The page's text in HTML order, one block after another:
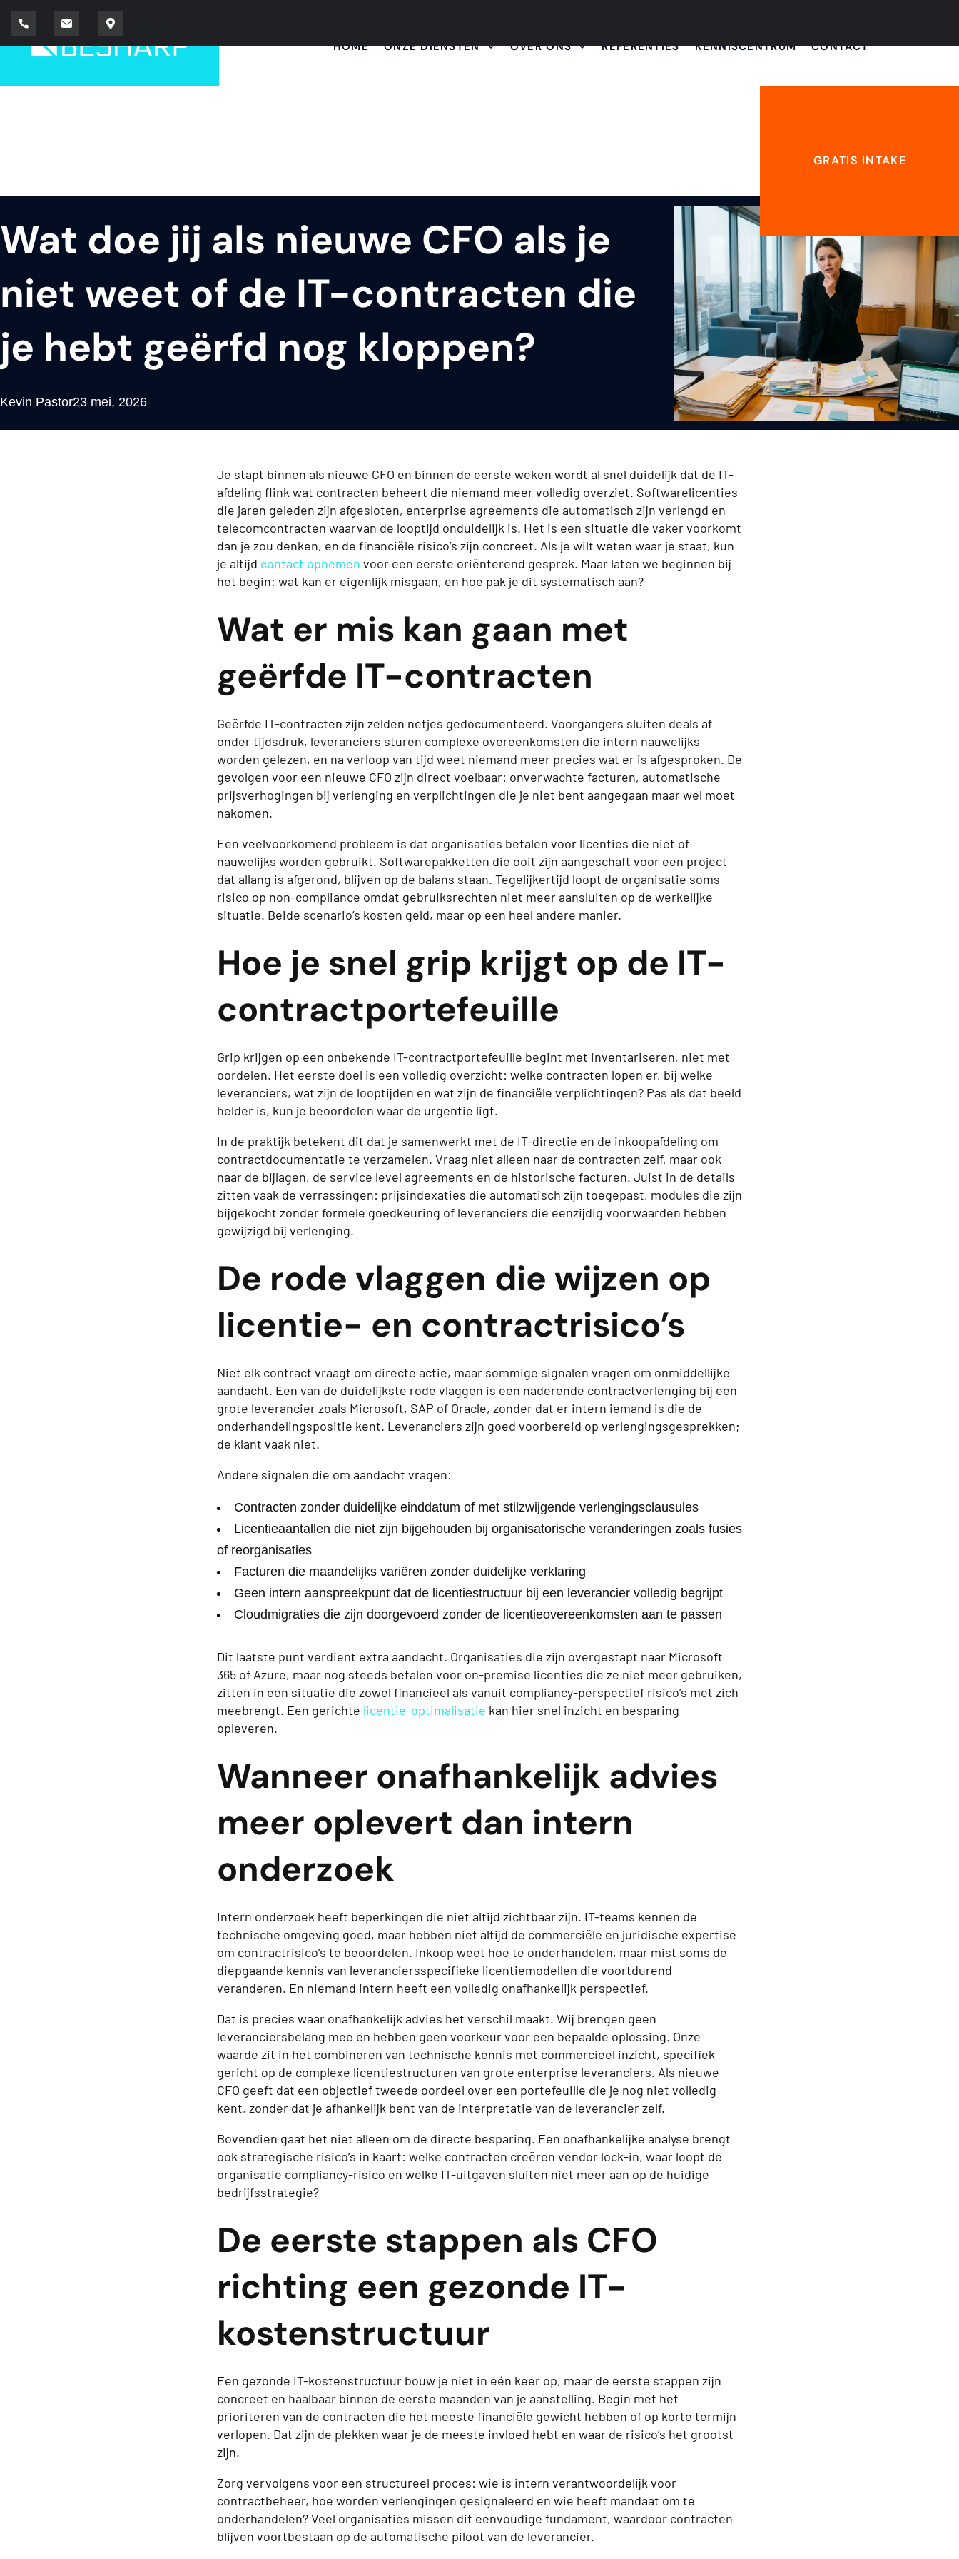
HOME ONZE DIENSTEN OVER ONS REFERENTIES KENNISCENTRUM CONTACT
GRATIS INTAKE
Wat doe jij als nieuwe CFO als je
niet weet of de IT-contracten die
je hebt geërfd nog kloppen?
Kevin Pastor23 mei, 2026
Je stapt binnen als nieuwe CFO en binnen de eerste weken wordt al snel duidelijk dat de IT-
afdeling flink wat contracten beheert die niemand meer volledig overziet. Softwarelicenties
die jaren geleden zijn afgesloten, enterprise agreements die automatisch zijn verlengd en
telecomcontracten waarvan de looptijd onduidelijk is. Het is een situatie die vaker voorkomt
dan je zou denken, en de financiële risico’s zijn concreet. Als je wilt weten waar je staat, kun
je altijd contact opnemen voor een eerste oriënterend gesprek. Maar laten we beginnen bij
het begin: wat kan er eigenlijk misgaan, en hoe pak je dit systematisch aan?
Wat er mis kan gaan met
geërfde IT-contracten
Geërfde IT-contracten zijn zelden netjes gedocumenteerd. Voorgangers sluiten deals af
onder tijdsdruk, leveranciers sturen complexe overeenkomsten die intern nauwelijks
worden gelezen, en na verloop van tijd weet niemand meer precies wat er is afgesproken. De
gevolgen voor een nieuwe CFO zijn direct voelbaar: onverwachte facturen, automatische
prijsverhogingen bij verlenging en verplichtingen die je niet bent aangegaan maar wel moet
nakomen.
Een veelvoorkomend probleem is dat organisaties betalen voor licenties die niet of
nauwelijks worden gebruikt. Softwarepakketten die ooit zijn aangeschaft voor een project
dat allang is afgerond, blijven op de balans staan. Tegelijkertijd loopt de organisatie soms
risico op non-compliance omdat gebruiksrechten niet meer aansluiten op de werkelijke
situatie. Beide scenario’s kosten geld, maar op een heel andere manier.
Hoe je snel grip krijgt op de IT-
contractportefeuille
Grip krijgen op een onbekende IT-contractportefeuille begint met inventariseren, niet met
oordelen. Het eerste doel is een volledig overzicht: welke contracten lopen er, bij welke
leveranciers, wat zijn de looptijden en wat zijn de financiële verplichtingen? Pas als dat beeld
helder is, kun je beoordelen waar de urgentie ligt.
In de praktijk betekent dit dat je samenwerkt met de IT-directie en de inkoopafdeling om
contractdocumentatie te verzamelen. Vraag niet alleen naar de contracten zelf, maar ook
naar de bijlagen, de service level agreements en de historische facturen. Juist in de details
zitten vaak de verrassingen: prijsindexaties die automatisch zijn toegepast, modules die zijn
bijgekocht zonder formele goedkeuring of leveranciers die eenzijdig voorwaarden hebben
gewijzigd bij verlenging.
De rode vlaggen die wijzen op
licentie- en contractrisico’s
Niet elk contract vraagt om directe actie, maar sommige signalen vragen om onmiddellijke
aandacht. Een van de duidelijkste rode vlaggen is een naderende contractverlenging bij een
grote leverancier zoals Microsoft, SAP of Oracle, zonder dat er intern iemand is die de
onderhandelingspositie kent. Leveranciers zijn goed voorbereid op verlengingsgesprekken;
de klant vaak niet.
Andere signalen die om aandacht vragen:
Contracten zonder duidelijke einddatum of met stilzwijgende verlengingsclausules
Licentieaantallen die niet zijn bijgehouden bij organisatorische veranderingen zoals fusies
of reorganisaties
Facturen die maandelijks variëren zonder duidelijke verklaring
Geen intern aanspreekpunt dat de licentiestructuur bij een leverancier volledig begrijpt
Cloudmigraties die zijn doorgevoerd zonder de licentieovereenkomsten aan te passen
Dit laatste punt verdient extra aandacht. Organisaties die zijn overgestapt naar Microsoft
365 of Azure, maar nog steeds betalen voor on-premise licenties die ze niet meer gebruiken,
zitten in een situatie die zowel financieel als vanuit compliancy-perspectief risico’s met zich
meebrengt. Een gerichte licentie-optimalisatie kan hier snel inzicht en besparing
opleveren.
Wanneer onafhankelijk advies
meer oplevert dan intern
onderzoek
Intern onderzoek heeft beperkingen die niet altijd zichtbaar zijn. IT-teams kennen de
technische omgeving goed, maar hebben niet altijd de commerciële en juridische expertise
om contractrisico’s te beoordelen. Inkoop weet hoe te onderhandelen, maar mist soms de
diepgaande kennis van leveranciersspecifieke licentiemodellen die voortdurend
veranderen. En niemand intern heeft een volledig onafhankelijk perspectief.
Dat is precies waar onafhankelijk advies het verschil maakt. Wij brengen geen
leveranciersbelang mee en hebben geen voorkeur voor een bepaalde oplossing. Onze
waarde zit in het combineren van technische kennis met commercieel inzicht, specifiek
gericht op de complexe licentiestructuren van grote enterprise leveranciers. Als nieuwe
CFO geeft dat een objectief tweede oordeel over een portefeuille die je nog niet volledig
kent, zonder dat je afhankelijk bent van de interpretatie van de leverancier zelf.
Bovendien gaat het niet alleen om de directe besparing. Een onafhankelijke analyse brengt
ook strategische risico’s in kaart: welke contracten creëren vendor lock-in, waar loopt de
organisatie compliancy-risico en welke IT-uitgaven sluiten niet meer aan op de huidige
bedrijfsstrategie?
De eerste stappen als CFO
richting een gezonde IT-
kostenstructuur
Een gezonde IT-kostenstructuur bouw je niet in één keer op, maar de eerste stappen zijn
concreet en haalbaar binnen de eerste maanden van je aanstelling. Begin met het
prioriteren van de contracten die het meeste financiële gewicht hebben of op korte termijn
verlopen. Dat zijn de plekken waar je de meeste invloed hebt en waar de risico’s het grootst
zijn.
Zorg vervolgens voor een structureel proces: wie is intern verantwoordelijk voor
contractbeheer, hoe worden verlengingen gesignaleerd en wie heeft mandaat om te
onderhandelen? Veel organisaties missen dit eenvoudige fundament, waardoor contracten
blijven voortbestaan op de automatische piloot van de leverancier.